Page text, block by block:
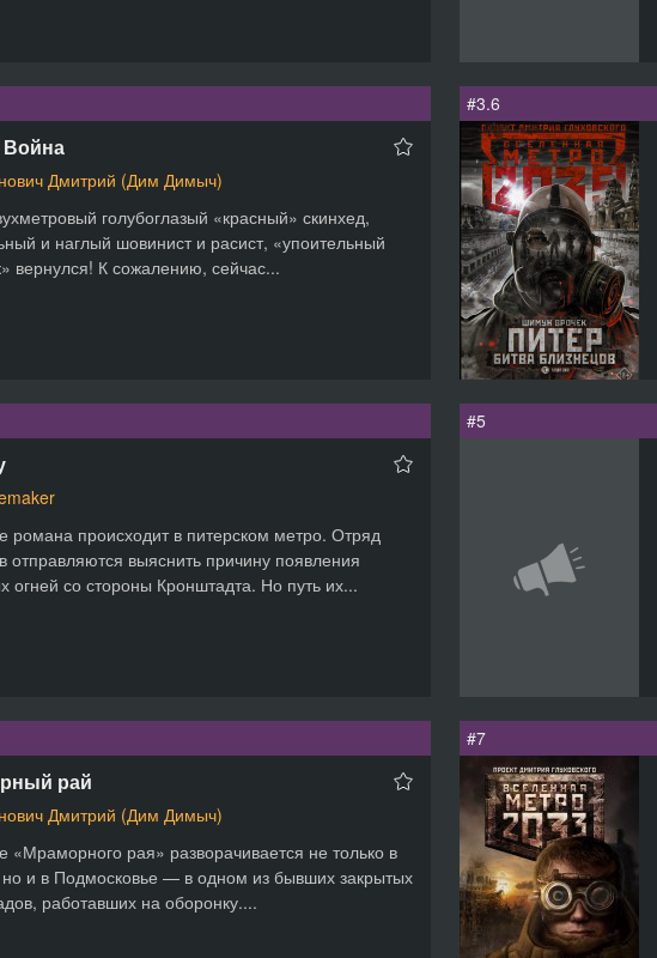
Война
Дмитрий (Дим Димыч)
голубоглазый «красный» скинхед,
и наглый шовинист и расист, «упоительный
вернулся! К сожалению, сейчас...
#3.6
романа происходит в питерском метро. Отряд
отправляются выяснить причину появления
огней со стороны Кронштадта. Но путь их...
#5
рай
Дмитрий (Дим Димыч)
«Мраморного рая» разворачивается не только в
и в Подмосковье — в одном из бывших закрытых
работавших на оборонку....
#7